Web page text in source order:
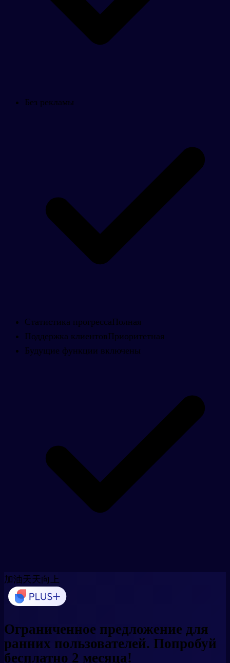
Без рекламы
Статистика прогрессаПолная
Поддержка клиентовПриоритетная
Будущие функции включены
加油天天向上
Ограниченное предложение для
ранних пользователей. Попробуй
бесплатно 2 месяца!